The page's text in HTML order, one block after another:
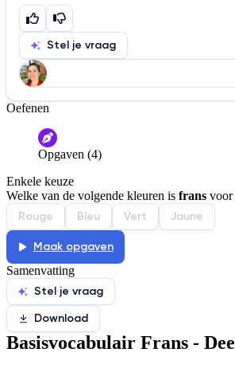
Stel je vraag
Help ons de video te verbeteren
De audio is slecht
Informatie is onjuist
De docent is te langdradig
De uitleg gaat te langzaam
Afspelen werkte niet
Oefenen
Opgaven (4)
Enkele keuze
Welke van de volgende kleuren is frans
Rouge
Bleu Vert Jaune
Maak opgaven
Samenvatting
Stel je vraag
Download
Basisvocabulair Frans -